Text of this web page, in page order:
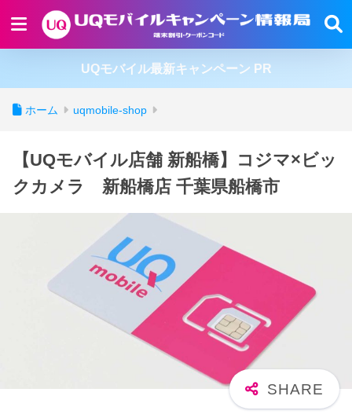
UQモバイル最新キャンペーン PR
ホーム uqmobile-shop
【UQモバイル店舗 新船橋】コジマ×ビッ
クカメラ 新船橋店 千葉県船橋市